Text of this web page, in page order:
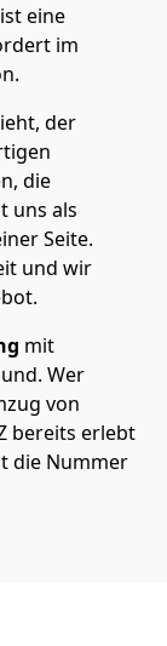
ist eine
im
der
die
uns als
Seite.
und wir
mit
Wer
von
bereits erlebt
die Nummer